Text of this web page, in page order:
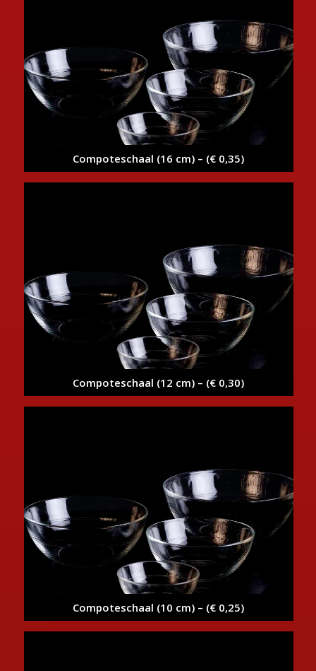
Compoteschaal (16 cm) – (€ 0,35)
Compoteschaal (12 cm) – (€ 0,30)
Compoteschaal (10 cm) – (€ 0,25)